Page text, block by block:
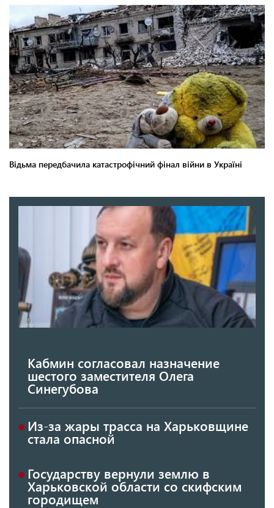
Кабмин согласовал назначение
шестого заместителя Олега
Синегубова
Из-за жары трасса на Харьковщине
стала опасной
Государству вернули землю в
Харьковской области со скифским
городищем